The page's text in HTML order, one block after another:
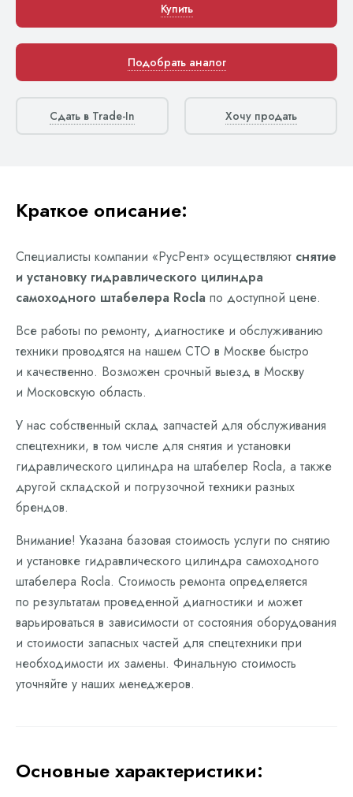
Купить
Подобрать аналог
Сдать в Trade-In Хочу продать
Краткое описание:
Специалисты компании «РусРент» осуществляют снятие
и установку гидравлического цилиндра
самоходного штабелера Rocla по доступной цене.
Все работы по ремонту, диагностике и обслуживанию
техники проводятся на нашем СТО в Москве быстро
и качественно. Возможен срочный выезд в Москву
и Московскую область.
У нас собственный склад запчастей для обслуживания
спецтехники, в том числе для снятия и установки
гидравлического цилиндра на штабелер Rocla, а также
другой складской и погрузочной техники разных
брендов.
Внимание! Указана базовая стоимость услуги по снятию
и установке гидравлического цилиндра самоходного
штабелера Rocla. Стоимость ремонта определяется
по результатам проведенной диагностики и может
варьироваться в зависимости от состояния оборудования
и стоимости запасных частей для спецтехники при
необходимости их замены. Финальную стоимость
уточняйте у наших менеджеров.
Основные характеристики: